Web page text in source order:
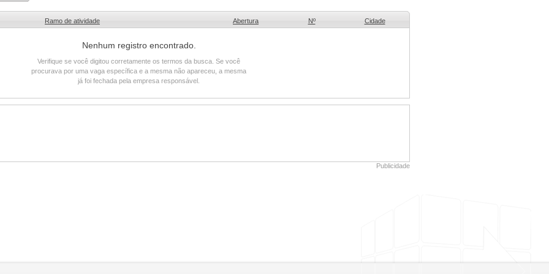
Ramo de atividade Abertura Nº Cidade
Nenhum registro encontrado.
Verifique se você digitou corretamente os termos da busca. Se você
procurava por uma vaga específica e a mesma não apareceu, a mesma
já foi fechada pela empresa responsável.
Publicidade